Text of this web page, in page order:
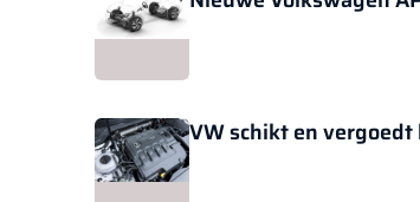
VW schikt en